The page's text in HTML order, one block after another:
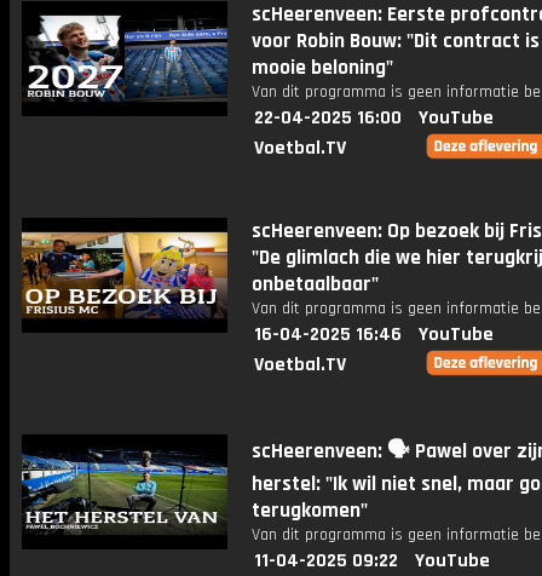
scHeerenveen: Eerste
voor Robin Bouw: "Dit contract
mooie beloning"
Van dit programma is geen informatie
22-04-2025 16:00
YouTube
Voetbal.TV
scHeerenveen: Op bezoek bij
"De glimlach die we hier
onbetaalbaar"
Van dit programma is geen informatie
16-04-2025 16:46
YouTube
Voetbal.TV
scHeerenveen: 🗣️ Pawel over
herstel: "Ik wil niet snel, maar
terugkomen"
Van dit programma is geen informatie
11-04-2025 09:22
YouTube